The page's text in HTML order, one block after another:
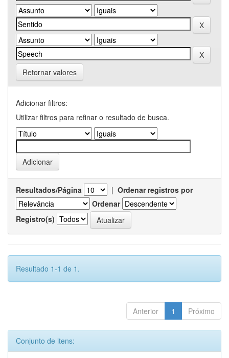
Retornar valores
Adicionar filtros:
Utilizar filtros para refinar o resultado de busca.
Resultados/Página | Ordenar registros por
Ordenar
Registro(s)
Resultado 1-1 de 1.
Anterior 1 Próximo
Conjunto de itens: